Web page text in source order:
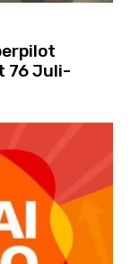
76 Juli-